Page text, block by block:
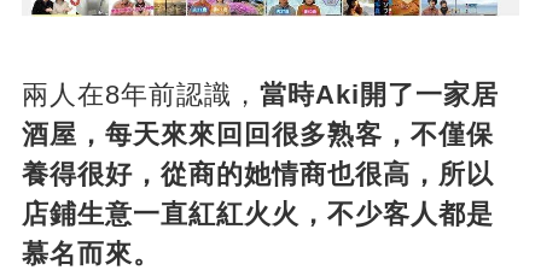
兩人在8年前認識， 當時Aki開了一家居
酒屋，每天來來回回很多熟客，不僅保
養得很好，從商的她情商也很高，所以
店鋪生意一直紅紅火火，不少客人都是
慕名而來。